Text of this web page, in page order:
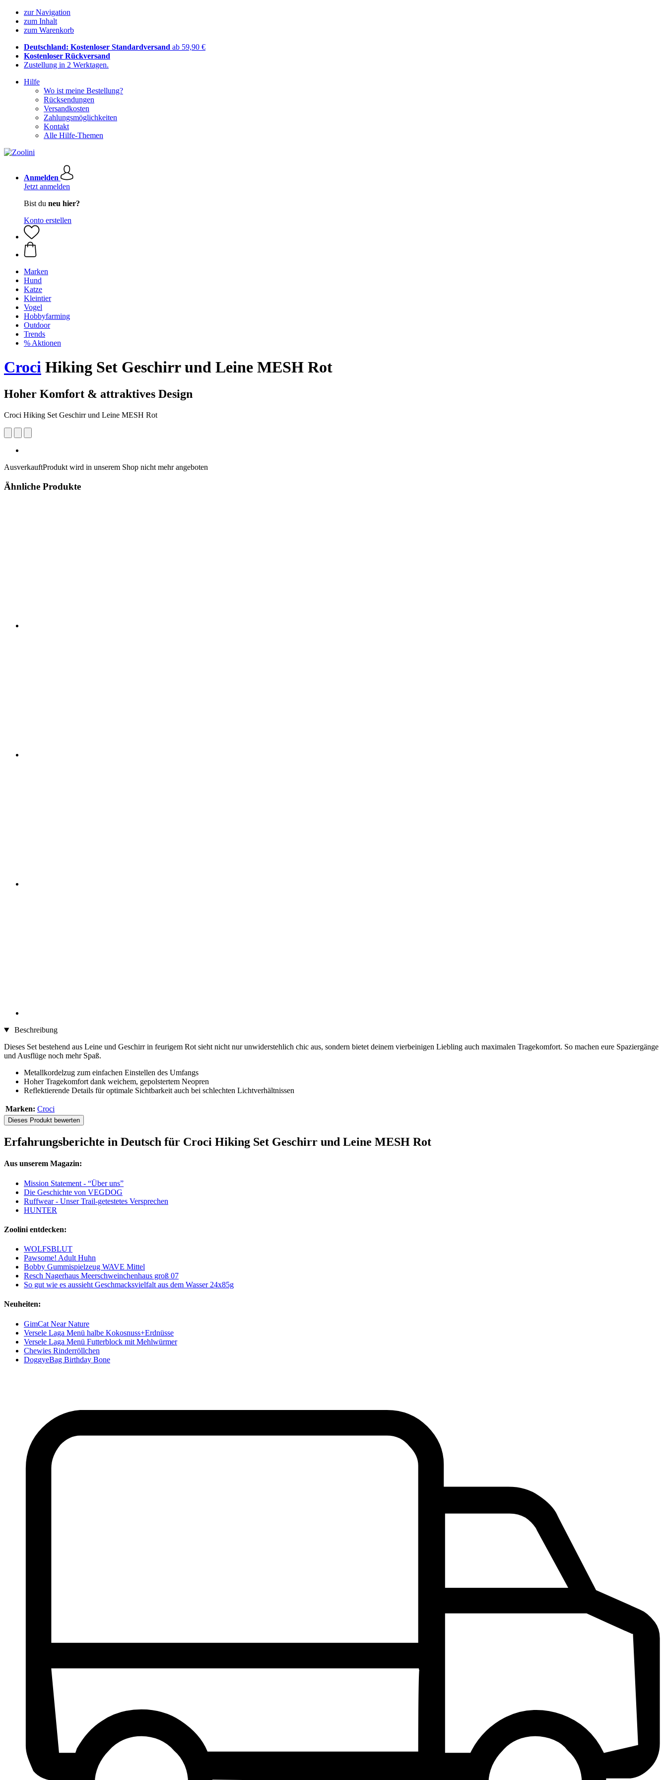
zur Navigation
zum Inhalt
zum Warenkorb
Deutschland: Kostenloser Standardversand ab 59,90 €
Kostenloser Rückversand
Zustellung in 2 Werktagen.
Hilfe
Wo ist meine Bestellung?
Rücksendungen
Versandkosten
Zahlungsmöglichkeiten
Kontakt
Alle Hilfe-Themen
Anmelden
Jetzt anmelden
Bist du neu hier?
Konto erstellen
Marken
Hund
Katze
Kleintier
Vogel
Hobbyfarming
Outdoor
Trends
% Aktionen
Croci Hiking Set Geschirr und Leine MESH Rot
Hoher Komfort & attraktives Design
Croci Hiking Set Geschirr und Leine MESH Rot
AusverkauftProdukt wird in unserem Shop nicht mehr angeboten
Ähnliche Produkte
Beschreibung
Dieses Set bestehend aus Leine und Geschirr in feurigem Rot sieht nicht nur unwiderstehlich chic aus, sondern bietet deinem vierbeinigen Liebling auch maximalen Tragekomfort. So machen eure Spaziergänge
und Ausflüge noch mehr Spaß.
Metallkordelzug zum einfachen Einstellen des Umfangs
Hoher Tragekomfort dank weichem, gepolstertem Neopren
Reflektierende Details für optimale Sichtbarkeit auch bei schlechten Lichtverhältnissen
Marken: Croci
Dieses Produkt bewerten
Erfahrungsberichte in Deutsch für Croci Hiking Set Geschirr und Leine MESH Rot
Aus unserem Magazin:
Mission Statement - “Über uns”
Die Geschichte von VEGDOG
Ruffwear - Unser Trail-getestetes Versprechen
HUNTER
Zoolini entdecken:
WOLFSBLUT
Pawsome! Adult Huhn
Bobby Gummispielzeug WAVE Mittel
Resch Nagerhaus Meerschweinchenhaus groß 07
So gut wie es aussieht Geschmacksvielfalt aus dem Wasser 24x85g
Neuheiten:
GimCat Near Nature
Versele Laga Menü halbe Kokosnuss+Erdnüsse
Versele Laga Menü Futterblock mit Mehlwürmer
Chewies Rinderröllchen
DoggyeBag Birthday Bone